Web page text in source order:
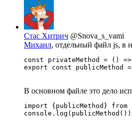
Стас Хитрич @Snova_s_vami
Михаил, отдельный файл js, в
const privateMethod = () =>
export const publicMethod
В основном файле это дело
import {publicMethod}